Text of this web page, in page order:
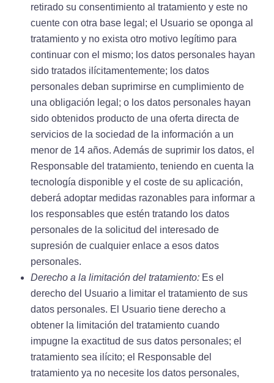
retirado su consentimiento al tratamiento y este no
cuente con otra base legal; el Usuario se oponga al
tratamiento y no exista otro motivo legítimo para
continuar con el mismo; los datos personales hayan
sido tratados ilícitamentemente; los datos
personales deban suprimirse en cumplimiento de
una obligación legal; o los datos personales hayan
sido obtenidos producto de una oferta directa de
servicios de la sociedad de la información a un
menor de 14 años. Además de suprimir los datos, el
Responsable del tratamiento, teniendo en cuenta la
tecnología disponible y el coste de su aplicación,
deberá adoptar medidas razonables para informar a
los responsables que estén tratando los datos
personales de la solicitud del interesado de
supresión de cualquier enlace a esos datos
personales.
Derecho a la limitación del tratamiento: Es el
derecho del Usuario a limitar el tratamiento de sus
datos personales. El Usuario tiene derecho a
obtener la limitación del tratamiento cuando
impugne la exactitud de sus datos personales; el
tratamiento sea ilícito; el Responsable del
tratamiento ya no necesite los datos personales,